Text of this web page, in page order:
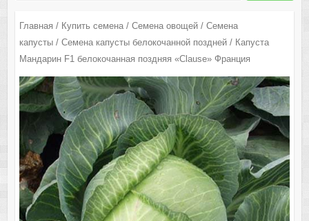
Главная / Купить семена/ Семена овощей/ Семена
капусты/ Семена капусты белокочанной поздней/ Капуста
Мандарин F1 белокочанная поздняя «Clause» Франция